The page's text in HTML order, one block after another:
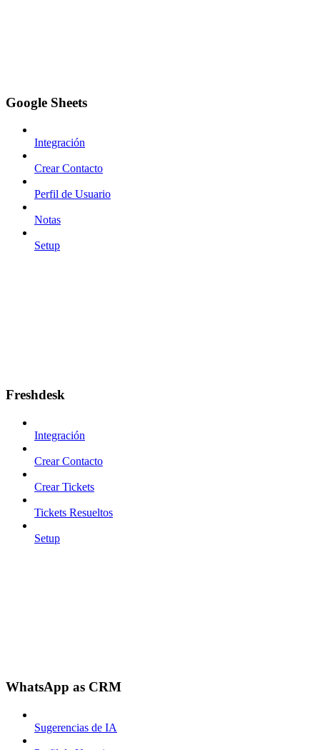
Google Sheets
Integración
Crear Contacto
Perfil de Usuario
Notas
Setup
Freshdesk
Integración
Crear Contacto
Crear Tickets
Tickets Resueltos
Setup
WhatsApp as CRM
Sugerencias de IA